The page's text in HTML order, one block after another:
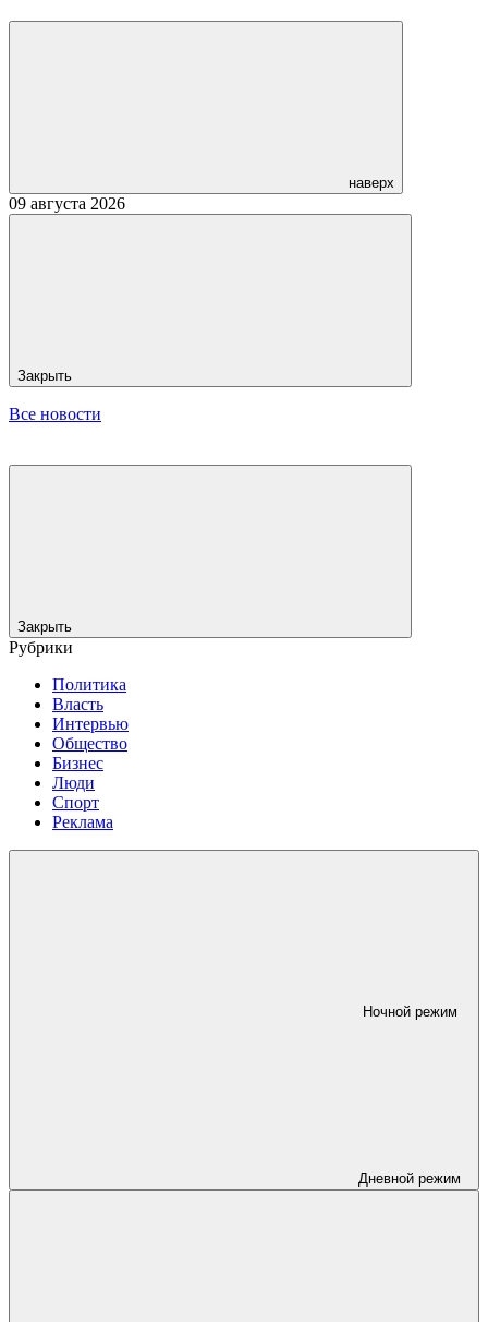
наверх
09 августа 2026
Закрыть
Все новости
Закрыть
Рубрики
Политика
Власть
Интервью
Общество
Бизнес
Люди
Спорт
Реклама
Ночной режим
Дневной режим